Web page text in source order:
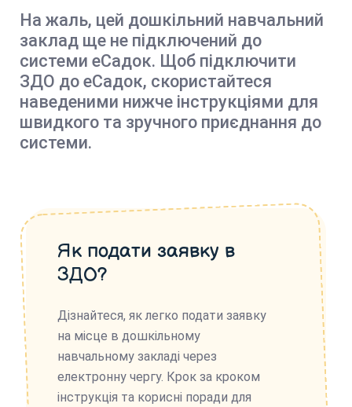
На жаль, цей дошкільний навчальний
заклад ще не підключений до
системи еСадок. Щоб підключити
ЗДО до еСадок, скористайтеся
наведеними нижче інструкціями для
швидкого та зручного приєднання до
системи.
Як подати заявку в
ЗДО?
Дізнайтеся, як легко подати заявку
на місце в дошкільному
навчальному закладі через
електронну чергу. Крок за кроком
інструкція та корисні поради для